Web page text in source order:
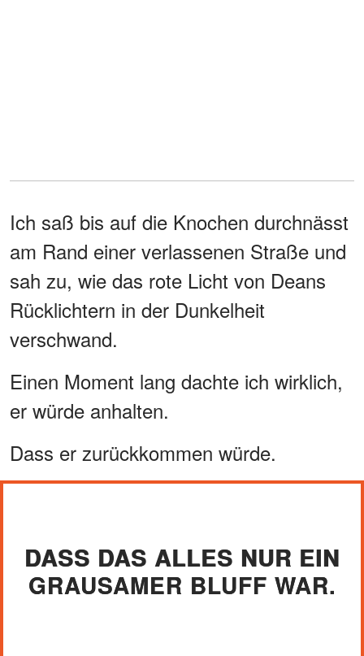
Ich saß bis auf die Knochen durchnässt
am Rand einer verlassenen Straße und
sah zu, wie das rote Licht von Deans
Rücklichtern in der Dunkelheit
verschwand.
Einen Moment lang dachte ich wirklich,
er würde anhalten.
Dass er zurückkommen würde.
DASS DAS ALLES NUR EIN
GRAUSAMER BLUFF WAR.